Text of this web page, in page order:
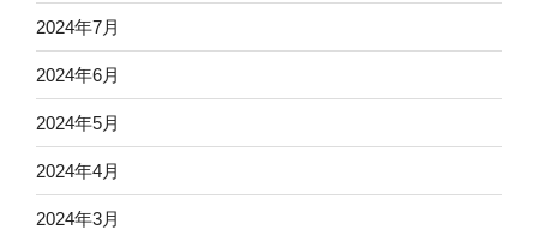
2024年7月
2024年6月
2024年5月
2024年4月
2024年3月